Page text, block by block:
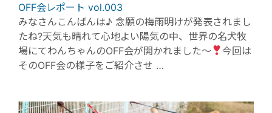
OFF会レポート vol.003
みなさんこんばんは♪ 念願の梅雨明けが発表されまし
たね?天気も晴れて心地よい陽気の中、世界の名犬牧
場にてわんちゃんのOFF会が開かれました〜
今回は
そのOFF会の様子をご紹介させ …